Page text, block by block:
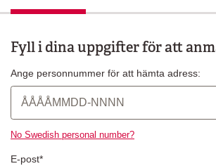
Fyll i dina uppgifter för att
Ange personnummer för att hämta adress:
No Swedish personal number?
E-post*